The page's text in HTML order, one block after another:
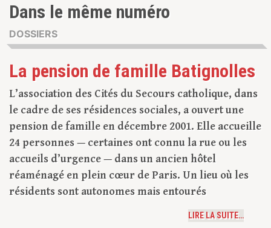
Dans le même numéro
DOSSIERS
La pension de famille Batignolles
L’association des Cités du Secours catholique, dans
le cadre de ses résidences sociales, a ouvert une
pension de famille en décembre 2001. Elle accueille
24 personnes — certaines ont connu la rue ou les
accueils d’urgence — dans un ancien hôtel
réaménagé en plein cœur de Paris. Un lieu où les
résidents sont autonomes mais entourés
LIRE LA SUITE…